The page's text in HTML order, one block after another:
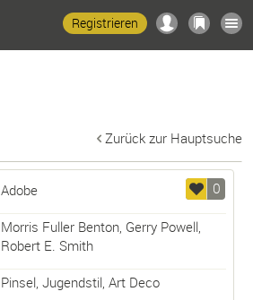
Registrieren
Zurück zur Hauptsuche
0
Adobe
Morris Fuller Benton, Gerry Powell,
Robert E. Smith
Pinsel, Jugendstil, Art Deco